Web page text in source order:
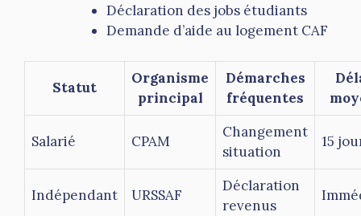
Déclaration des jobs étudiants
Demande d’aide au logement CAF
Statut
Organisme
principal
Démarches
fréquentes
Salarié CPAM
Changement
situation
15
Indépendant URSSAF
Déclaration
revenus